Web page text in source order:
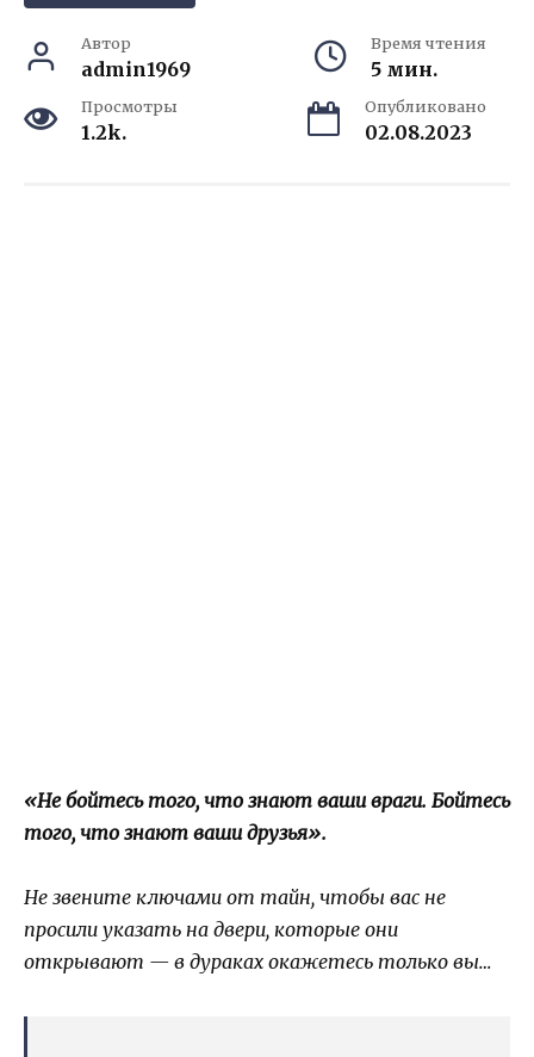
Автор
admin1969
Время чтения
5 мин.
Просмотры
1.2k.
Опубликовано
02.08.2023
«Не бойтесь того, что знают ваши враги. Бойтесь
того, что знают ваши друзья».
Не звените ключами от тайн, чтобы вас не
просили указать на двери, которые они
открывают — в дураках окажетесь только вы…